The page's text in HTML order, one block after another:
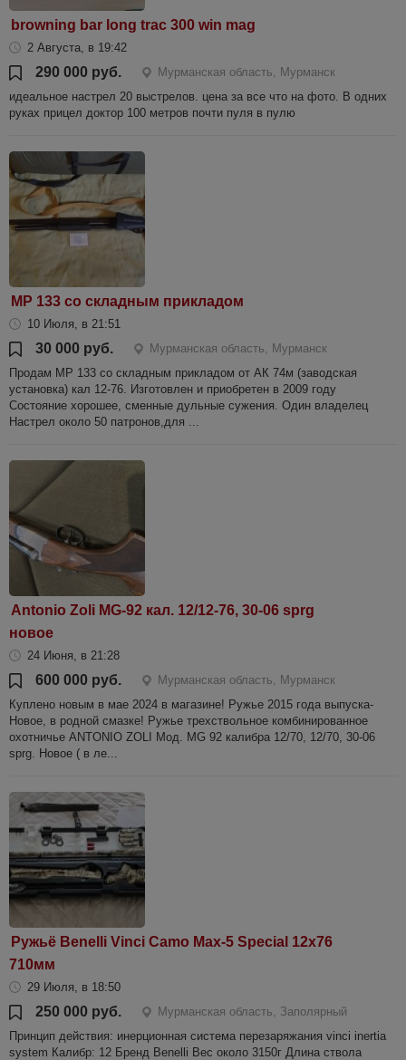
browning bar long trac 300 win mag
2 Августа, в 19:42
290 000 руб.
Мурманская область, Мурманск
идеальное настрел 20 выстрелов. цена за все что на фото. В одних
руках прицел доктор 100 метров почти пуля в пулю
МР 133 со складным прикладом
10 Июля, в 21:51
30 000 руб.
Мурманская область, Мурманск
Продам МР 133 со складным прикладом от АК 74м (заводская
установка) кал 12-76. Изготовлен и приобретен в 2009 году
Состояние хорошее, сменные дульные сужения. Один владелец
Настрел около 50 патронов,для ...
Antonio Zoli MG-92 кал. 12/12-76, 30-06 sprg
новое
24 Июня, в 21:28
600 000 руб.
Мурманская область, Мурманск
Куплено новым в мае 2024 в магазине! Ружье 2015 года выпуска-
Новое, в родной смазке! Ружье трехствольное комбинированное
охотничье ANTONIO ZOLI Мод. MG 92 калибра 12/70, 12/70, 30-06
sprg. Новое ( в ле...
Ружьё Benelli Vinci Camo Max-5 Special 12х76
710мм
29 Июля, в 18:50
250 000 руб.
Мурманская область, Заполярный
Принцип действия: инерционная система перезаряжания vinci inertia
system Калибр: 12 Бренд Benelli Вес около 3150г Длина ствола